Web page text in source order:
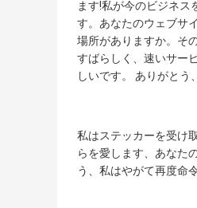
ます!私が今のビジネス
す。あなたのウェブサ
場所がありますか。そ
すばらしく、速いサー
しいです。 ありがとう、
私はステッカーを受け
らを愛します、あなた
う、私はやがて再度命